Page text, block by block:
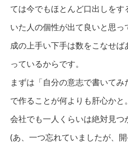
ては今でもほとんど口出しを
いた人の個性が出て良いと思
成の上手い下手は数をこなせ
っているからです。
まずは「自分の意志で書いて
で作ることが何よりも肝心か
会社でも一人くらいは絶対見つ
(あ、一つ忘れていましたが、